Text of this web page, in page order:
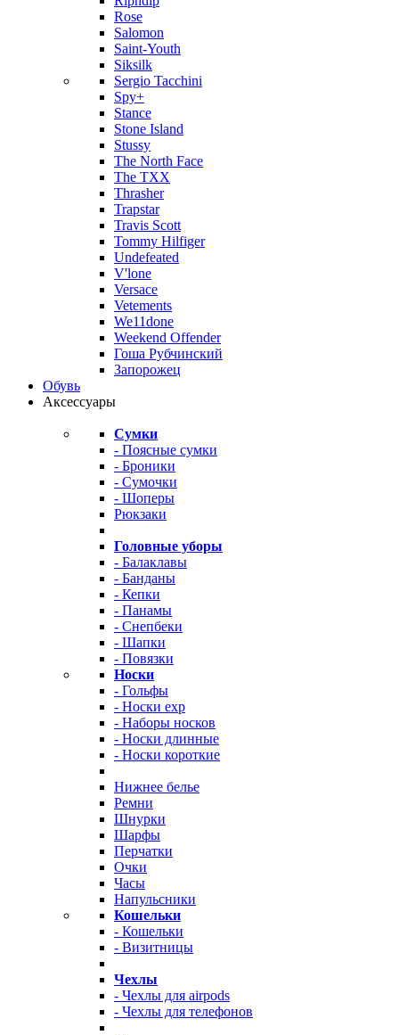
Rose
Salomon
Saint-Youth
Siksilk
Sergio Tacchini
Spy+
Stance
Stone Island
Stussy
The North Face
The TXX
Thrasher
Trapstar
Travis Scott
Tommy Hilfiger
Undefeated
V'lone
Versace
Vetements
We11done
Weekend Offender
Гоша Рубчинский
Запорожец
Обувь
Аксессуары
Сумки
- Поясные сумки
- Броники
- Сумочки
- Шоперы
Рюкзаки
Головные уборы
- Балаклавы
- Банданы
- Кепки
- Панамы
- Снепбеки
- Шапки
- Повязки
Носки
- Гольфы
- Носки exp
- Наборы носков
- Носки длинные
- Носки короткие
Нижнее белье
Ремни
Шнурки
Шарфы
Перчатки
Очки
Часы
Напульсники
Кошельки
- Кошельки
- Визитницы
Чехлы
- Чехлы для airpods
- Чехлы для телефонов